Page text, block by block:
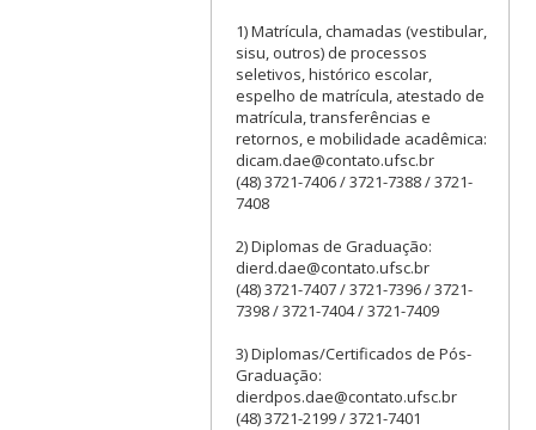
1) Matrícula, chamadas (vestibular,
sisu, outros) de processos
seletivos, histórico escolar,
espelho de matrícula, atestado de
matrícula, transferências e
retornos, e mobilidade acadêmica:
dicam.dae@contato.ufsc.br
(48) 3721-7406 / 3721-7388 / 3721-
7408
2) Diplomas de Graduação:
dierd.dae@contato.ufsc.br
(48) 3721-7407 / 3721-7396 / 3721-
7398 / 3721-7404 / 3721-7409
3) Diplomas/Certificados de Pós-
Graduação:
dierdpos.dae@contato.ufsc.br
(48) 3721-2199 / 3721-7401